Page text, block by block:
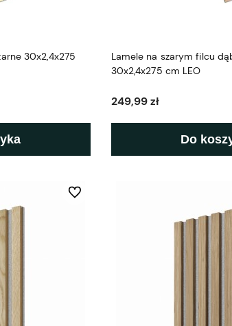
30x2,4x275
Lamele na szarym filcu
30x2,4x275 cm LEO
249,99 zł
Do
Do ulubionych